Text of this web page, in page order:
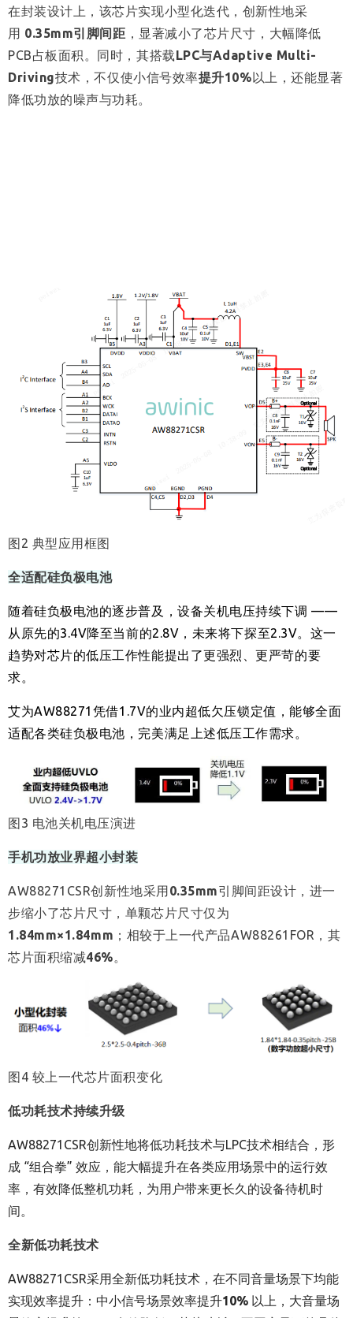
在封装设计上，该芯片实现小型化迭代，创新性地采
用 0.35mm引脚间距 ，显著减小了芯片尺寸，大幅降低
PCB占板面积。同时，其搭载LPC与Adaptive Multi-
Driving技术，不仅使小信号效率提升10%以上，还能显著
降低功放的噪声与功耗。
图2 典型应用框图
全适配硅负极电池
随着硅负极电池的逐步普及，设备关机电压持续下调 ——
从原先的3.4V降至当前的2.8V，未来将下探至2.3V。这一
趋势对芯片的低压工作性能提出了更强烈、更严苛的要
求。
艾为AW88271凭借1.7V的业内超低欠压锁定值，能够全面
适配各类硅负极电池，完美满足上述低压工作需求。
图3 电池关机电压演进
手机功放业界超小封装
AW88271CSR创新性地采用0.35mm引脚间距设计，进一
步缩小了芯片尺寸，单颗芯片尺寸仅为
1.84mm×1.84mm ；相较于上一代产品AW88261FOR，其
芯片面积缩减46%。
图4 较上一代芯片面积变化
低功耗技术持续升级
AW88271CSR创新性地将低功耗技术与LPC技术相结合，形
成 “组合拳” 效应，能大幅提升在各类应用场景中的运行效
率，有效降低整机功耗，为用户带来更长久的设备待机时
间。
全新低功耗技术
AW88271CSR采用全新低功耗技术，在不同音量场景下均能
实现效率提升：中小信号场景效率提升10% 以上，大音量场